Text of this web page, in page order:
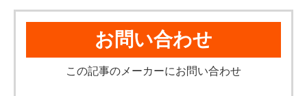
お問い合わせ
この記事のメーカーにお問い合わせ